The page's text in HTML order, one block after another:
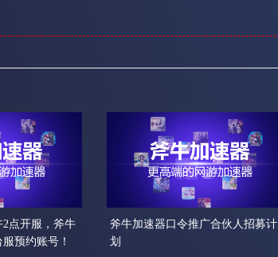
点开服，斧牛
预约账号！
斧牛加速器口令推广合伙人招募计
划